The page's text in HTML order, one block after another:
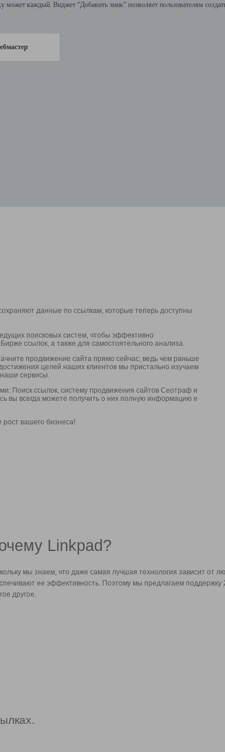
может каждый. Виджет “Добавить линк” позволяет пользователям
данные по ссылкам, которые теперь доступны
поисковых систем, чтобы эффективно
ссылок, а также для самостоятельного анализа.
продвижение сайта прямо сейчас, ведь чем раньше
целей наших клиентов мы пристально изучаем
сервисы.
Поиск ссылок, систему продвижения сайтов Сеотраф и
вы всегда можете получить о них полную информацию и
рост вашего бизнеса!
Linkpad?
мы знаем, что даже самая лучшая технология зависит от
ее эффективность. Поэтому мы предлагаем поддержку
другое.